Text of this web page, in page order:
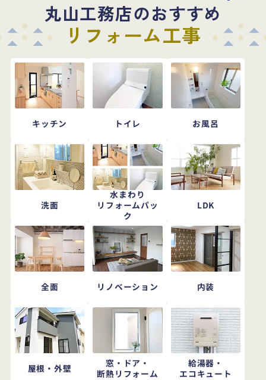
丸山工務店のおすすめ
リフォーム工事
キッチン トイレ お風呂
洗面
水まわり
リフォームパッ
ク
LDK
全面 リノベーション 内装
屋根・外壁
窓・ドア・
断熱リフォーム
給湯器・
エコキュート